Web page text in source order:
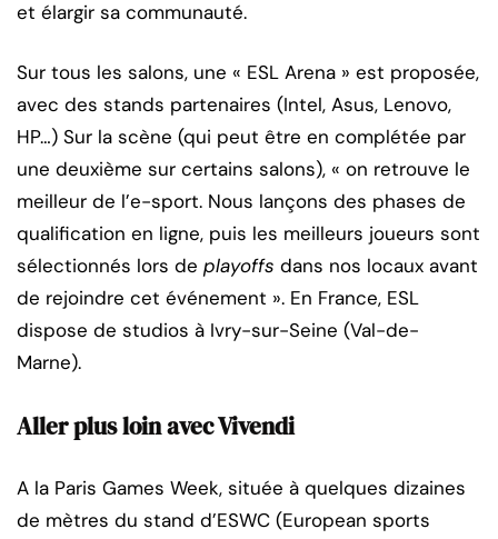
et élargir sa communauté.
Sur tous les salons, une « ESL Arena » est proposée,
avec des stands partenaires (Intel, Asus, Lenovo,
HP…) Sur la scène (qui peut être en complétée par
une deuxième sur certains salons), « on retrouve le
meilleur de l’e-sport. Nous lançons des phases de
qualification en ligne, puis les meilleurs joueurs sont
sélectionnés lors de playoffs dans nos locaux avant
de rejoindre cet événement ». En France, ESL
dispose de studios à Ivry-sur-Seine (Val-de-
Marne).
Aller plus loin avec Vivendi
A la Paris Games Week, située à quelques dizaines
de mètres du stand d’ESWC (European sports